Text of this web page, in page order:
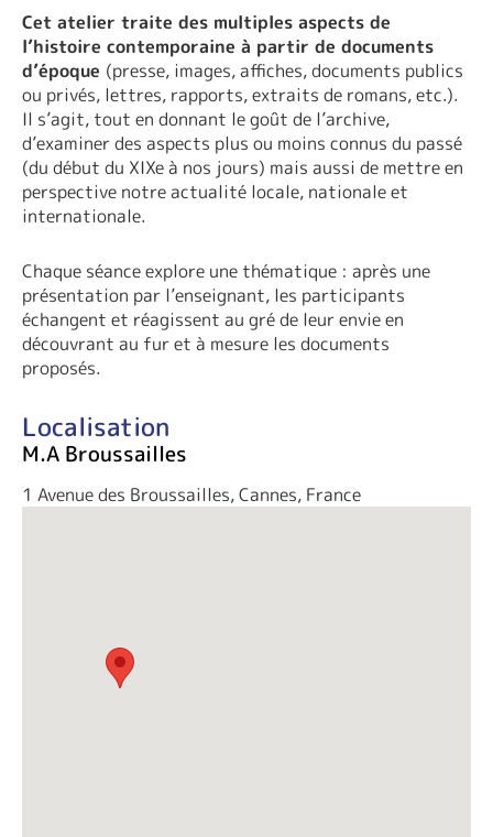
Cet atelier traite des multiples aspects de
l’histoire contemporaine à partir de documents
d’époque (presse, images, affiches, documents publics
ou privés, lettres, rapports, extraits de romans, etc.).
Il s’agit, tout en donnant le goût de l’archive,
d’examiner des aspects plus ou moins connus du passé
(du début du XIXe à nos jours) mais aussi de mettre en
perspective notre actualité locale, nationale et
internationale.
Chaque séance explore une thématique : après une
présentation par l’enseignant, les participants
échangent et réagissent au gré de leur envie en
découvrant au fur et à mesure les documents
proposés.
Localisation
M.A Broussailles
1 Avenue des Broussailles, Cannes, France